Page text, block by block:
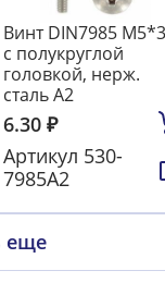
Винт DIN7985
с полукруглой
головкой, нерж.
сталь А2
6.30 ₽
Артикул 530-
7985А2
еще